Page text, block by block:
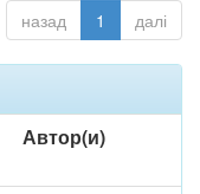
назад 1 далі
Автор(и)